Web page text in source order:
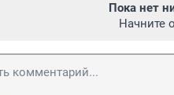
Пока нет
Начните